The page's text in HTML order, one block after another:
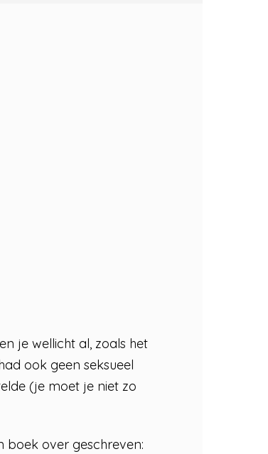
je wellicht al, zoals het
ook geen seksueel
(je moet je niet zo
boek over geschreven: